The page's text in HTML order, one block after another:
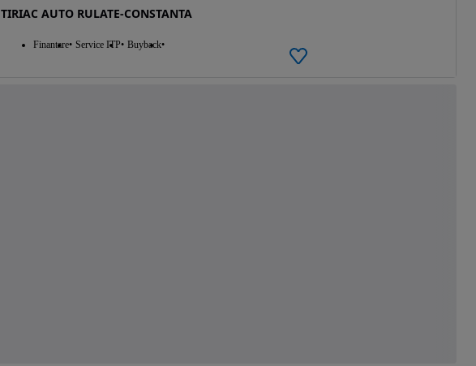
TIRIAC AUTO RULATE-CONSTANTA
Finantare Service ITP Buyback